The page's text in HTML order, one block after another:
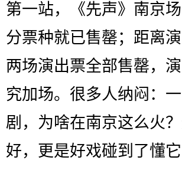
第一站，《先声》南京
分票种就已售罄；距离
两场演出票全部售罄，
究加场。很多人纳闷：
剧，为啥在南京这么火
好，更是好戏碰到了懂